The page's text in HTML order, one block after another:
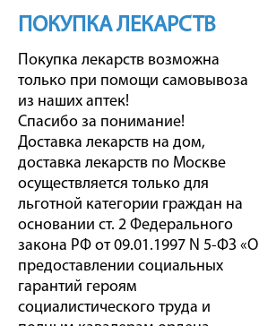
ПОКУПКА ЛЕКАРСТВ
Покупка лекарств возможна
только при помощи самовывоза
из наших аптек!
Спасибо за понимание!
Доставка лекарств на дом,
доставка лекарств по Москве
осуществляется только для
льготной категории граждан на
основании ст. 2 Федерального
закона РФ от 09.01.1997 N 5-ФЗ «О
предоставлении социальных
гарантий героям
социалистического труда и